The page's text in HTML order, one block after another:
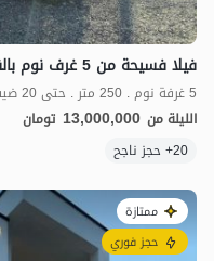
فيلا فسيحة من 5 غرف نوم بالقرب من شاطئ شامخالي
5 غرفة نوم . 250 متر . حتى 20 ضيف
الليلة من 13,000,000 تومان
20+ حجز ناجح
ممتازة
حجز فوري